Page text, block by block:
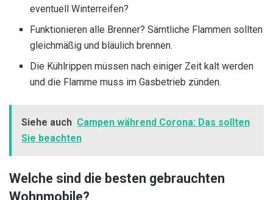
eventuell Winterreifen?
Funktionieren alle Brenner? Sämtliche Flammen sollten
gleichmäßig und bläulich brennen.
Die Kühlrippen müssen nach einiger Zeit kalt werden
und die Flamme muss im Gasbetrieb zünden.
Siehe auch Campen während Corona: Das sollten
Sie beachten
Welche sind die besten gebrauchten
Wohnmobile?